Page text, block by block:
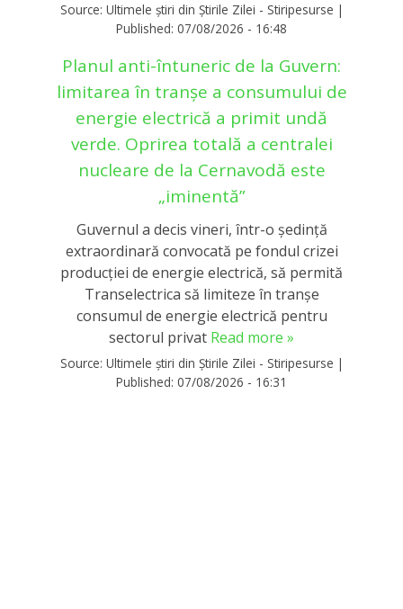
Source: Ultimele știri din Știrile Zilei - Stiripesurse |
Published: 07/08/2026 - 16:48
Planul anti-întuneric de la Guvern:
limitarea în tranşe a consumului de
energie electrică a primit undă
verde. Oprirea totală a centralei
nucleare de la Cernavodă este
„iminentă”
Guvernul a decis vineri, într-o ședință
extraordinară convocată pe fondul crizei
producției de energie electrică, să permită
Transelectrica să limiteze în tranșe
consumul de energie electrică pentru
sectorul privat Read more »
Source: Ultimele știri din Știrile Zilei - Stiripesurse |
Published: 07/08/2026 - 16:31